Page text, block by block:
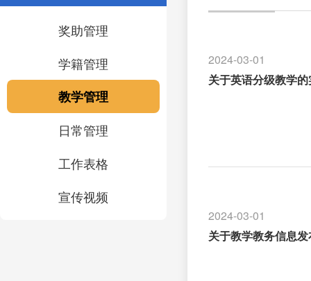
奖助管理
学籍管理
教学管理
日常管理
工作表格
宣传视频
2024-03-01
关于英语分级教学
2024-03-01
关于教学教务信息